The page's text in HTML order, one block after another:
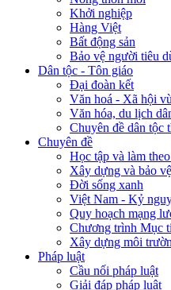
Khởi nghiệp
Hàng Việt
Bất động sản
Bảo vệ người tiêu
Dân tộc - Tôn giáo
Đại đoàn kết
Văn hoá - Xã hội
Văn hóa, du lịch
Chuyên đề dân tộc
Chuyên đề
Học tập và làm
Xây dựng và bảo
Đời sống xanh
Việt Nam - Kỷ
Quy hoạch mạng
Chương trình Mục
Xây dựng môi
Pháp luật
Cầu nối pháp luật
Giải đáp pháp luật